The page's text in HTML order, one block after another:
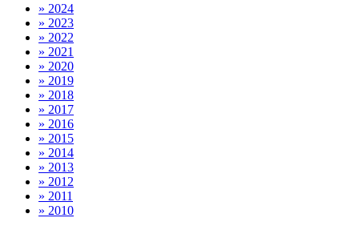
» 2024
» 2023
» 2022
» 2021
» 2020
» 2019
» 2018
» 2017
» 2016
» 2015
» 2014
» 2013
» 2012
» 2011
» 2010